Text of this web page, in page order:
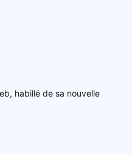
habillé de sa nouvelle